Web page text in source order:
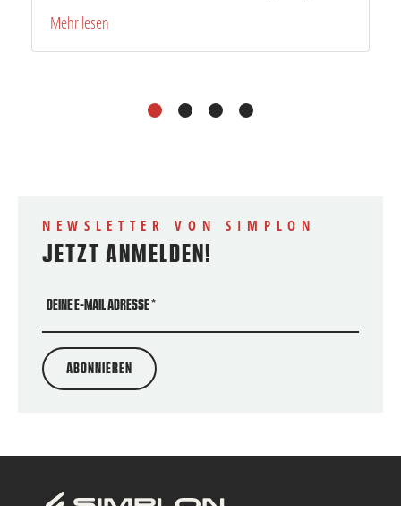
Mehr lesen
1 2 3 4
NEWSLETTER VON SIMPLON
JETZT ANMELDEN!
DEINE E-MAIL ADRESSE*
ABONNIEREN